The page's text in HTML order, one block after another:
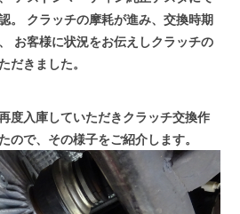
。
クラッチの摩耗が進み、交換時期
お客様に状況をお伝えしクラッチの
だきました。
度入庫していただきクラッチ交換作
ので、その様子をご紹介します。